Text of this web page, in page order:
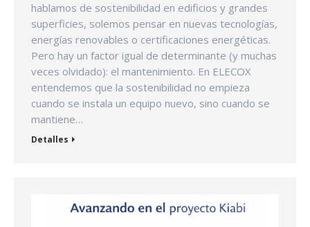
hablamos de sostenibilidad en edificios y grandes
superficies, solemos pensar en nuevas tecnologías,
energías renovables o certificaciones energéticas.
Pero hay un factor igual de determinante (y muchas
veces olvidado): el mantenimiento. En ELECOX
entendemos que la sostenibilidad no empieza
cuando se instala un equipo nuevo, sino cuando se
mantiene…
Detalles